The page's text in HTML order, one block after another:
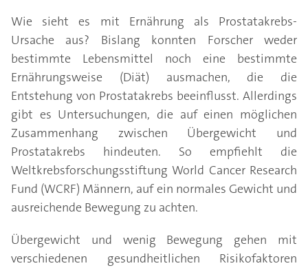
Wie sieht es mit Ernährung als Prostatakrebs-
Ursache aus? Bislang konnten Forscher weder
bestimmte Lebensmittel noch eine bestimmte
Ernährungsweise (Diät) ausmachen, die die
Entstehung von Prostatakrebs beeinflusst. Allerdings
gibt es Untersuchungen, die auf einen möglichen
Zusammenhang zwischen Übergewicht und
Prostatakrebs hindeuten. So empfiehlt die
Weltkrebsforschungsstiftung World Cancer Research
Fund (WCRF) Männern, auf ein normales Gewicht und
ausreichende Bewegung zu achten.
Übergewicht und wenig Bewegung gehen mit
verschiedenen gesundheitlichen Risikofaktoren